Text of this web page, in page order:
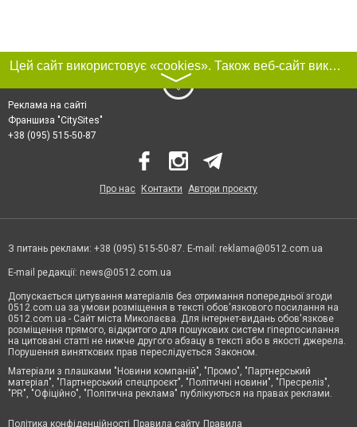
Цей сайт використовує «cookies». Також веб-сайт використовує інтернет-сервіс для збору технічних даних стосовно відвідувачів з метою отримання маркетингової та статистичної інформації. Умови обробки даних відвідувачів сайту див.
〉
Реклама на сайті
Франшиза "CitySites"
+38 (095) 515-50-87
Про нас Контакти Автори проєкту
З питань реклами: +38 (095) 515-50-87. E-mail: reklama@0512.com.ua
E-mail редакції: news@0512.com.ua
Допускається цитування матеріалів без отримання попередньої згоди
0512.com.ua за умови розміщення в тексті обов'язкового посилання на
0512.com.ua - Сайт міста Миколаєва. Для інтернет-видань обов'язкове
розміщення прямого, відкритого для пошукових систем гіперпосилання
на цитовані статті не нижче другого абзацу в тексті або в якості джерела.
Порушення виняткових прав переслідується Законом.
Матеріали з плашками "Новини компаній", "Промо", "Партнерський
матеріал", "Партнерський спецпроєкт", "Політичні новини", "Пресреліз",
"PR", "Офіційно", "Політична реклама" публікуються на правах реклами.
Політика конфіденційності Правила сайту Правила